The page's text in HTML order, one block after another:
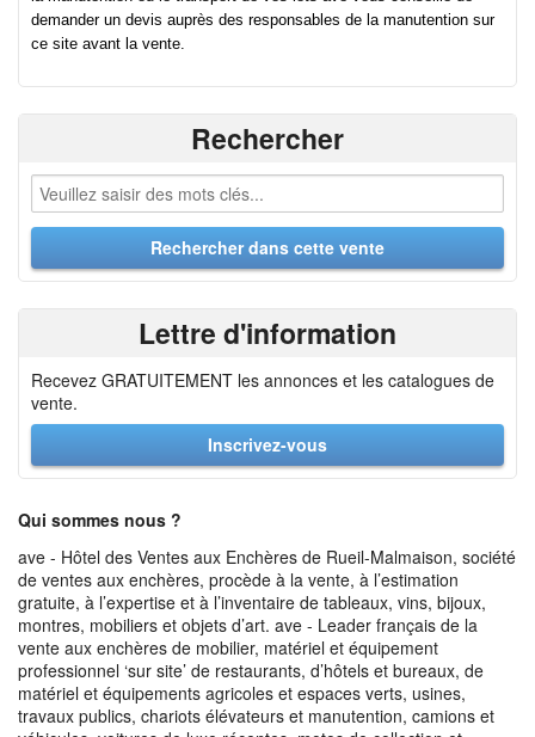
demander un devis auprès des responsables de la manutention sur
ce site avant la vente.
Rechercher
Lettre d'information
Recevez GRATUITEMENT les annonces et les catalogues de
vente.
Inscrivez-vous
Qui sommes nous ?
ave - Hôtel des Ventes aux Enchères de Rueil-Malmaison, société
de ventes aux enchères, procède à la vente, à l’estimation
gratuite, à l’expertise et à l’inventaire de tableaux, vins, bijoux,
montres, mobiliers et objets d’art. ave - Leader français de la
vente aux enchères de mobilier, matériel et équipement
professionnel ‘sur site’ de restaurants, d’hôtels et bureaux, de
matériel et équipements agricoles et espaces verts, usines,
travaux publics, chariots élévateurs et manutention, camions et